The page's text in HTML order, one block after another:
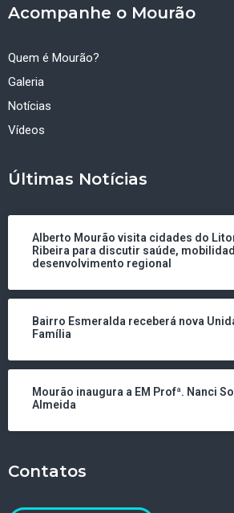
Acompanhe o Mourão
Quem é Mourão?
Galeria
Notícias
Vídeos
Últimas Notícias
Alberto Mourão visita cidades do
Ribeira para discutir saúde,
desenvolvimento regional
Bairro Esmeralda receberá nova
Família
Mourão inaugura a EM Profª. Nanci
Almeida
Contatos